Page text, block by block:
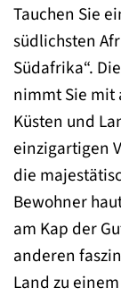
Tauchen Sie
südlichsten
Südafrika“.
nimmt Sie mit
Küsten und
einzigartigen
die
Bewohner
am Kap der
anderen
Land zu